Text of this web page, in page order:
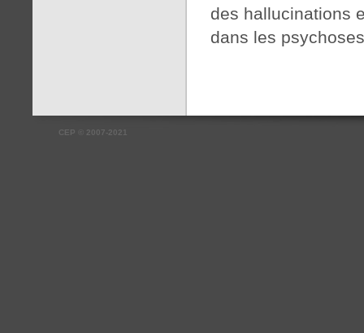
des hallucinations
dans les
CEP 2007-2021